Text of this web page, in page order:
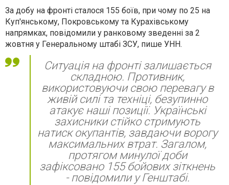
За добу на фронті сталося 155 боїв, при чому по 25 на
Куп'янському, Покровському та Курахівському
напрямках, повідомили у ранковому зведенні за 2
жовтня у Генеральному штабі ЗСУ, пише УНН.
Ситуація на фронті залишається
складною. Противник,
використовуючи свою перевагу в
живій силі та техніці, безупинно
атакує наші позиції. Українські
захисники стійко стримують
натиск окупантів, завдаючи ворогу
максимальних втрат. Загалом,
протягом минулої доби
зафіксовано 155 бойових зіткнень
- повідомили у Генштабі.